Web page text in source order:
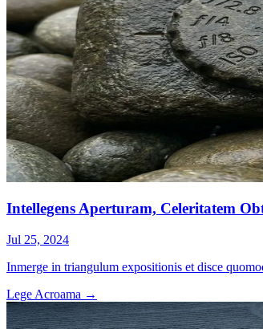
Intellegens Aperturam, Celeritatem
Jul 25, 2024
Inmerge in triangulum expositionis et disce
Lege Acroama →